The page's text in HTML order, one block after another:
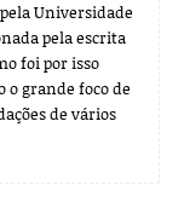
Universidade
pela escrita
foi por isso
grande foco de
de vários